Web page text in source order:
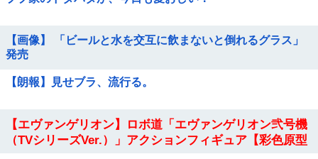
【画像】 「ビールと水を交互に飲まないと倒れるグラス」
発売
【朗報】見せブラ、流行る。
【エヴァンゲリオン】ロボ道「エヴァンゲリオン弐号機
（TVシリーズVer.）」アクションフィギュア【彩色原型